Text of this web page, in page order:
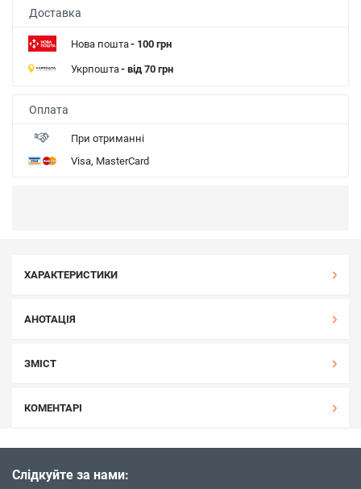
Доставка
Нова пошта- 100 грн
Укрпошта- від 70 грн
Оплата
При отриманні
Visa, MasterCard
ХАРАКТЕРИСТИКИ
АНОТАЦІЯ
ЗМІСТ
КОМЕНТАРІ
Слідкуйте за нами: